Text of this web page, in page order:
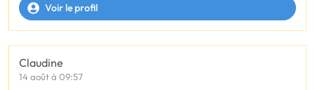
Voir le profil
Claudine
14 août à 09:57